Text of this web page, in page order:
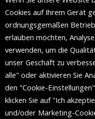
Die Mall of Split
ist ein
etwa 200
Weltmodemarken, die
Cookies auf Ihrem Gerät
ordnungsgemäßen
erlauben möchten,
verwenden, um die
unser Geschäft zu
alle" oder aktivieren Sie
den "Cookie-
klicken Sie auf "Ich
und/oder Marketing-